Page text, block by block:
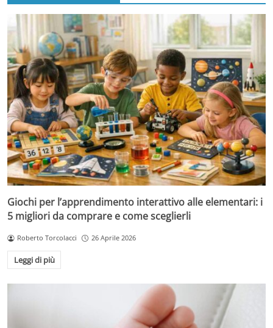
Giochi per l’apprendimento interattivo alle elementari: i
5 migliori da comprare e come sceglierli
Roberto Torcolacci 26 Aprile 2026
Leggi di più